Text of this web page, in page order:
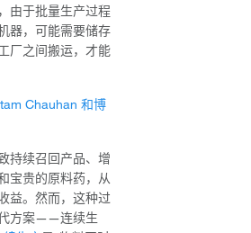
由于批量生产过程
器，可能需要储存
厂之间搬运，才能
Chauhan 和博
持续召回产品、增
宝贵的原料药，从
益。然而，这种过
方案——连续生